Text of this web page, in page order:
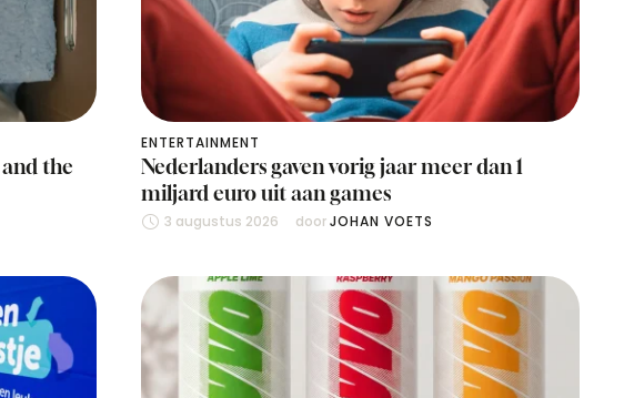
the
ENTERTAINMENT
Nederlanders gaven vorig jaar meer dan 1
miljard euro uit aan games
3 augustus 2026 door JOHAN VOETS